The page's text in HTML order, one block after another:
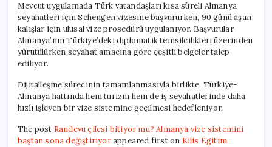
Mevcut uygulamada Türk vatandaşları kısa süreli Almanya
seyahatleri için Schengen vizesine başvururken, 90 günü aşan
kalışlar için ulusal vize prosedürü uygulanıyor. Başvurular
Almanya’nın Türkiye’deki diplomatik temsilcilikleri üzerinden
yürütülürken seyahat amacına göre çeşitli belgeler talep
ediliyor.
Dijitalleşme sürecinin tamamlanmasıyla birlikte, Türkiye-
Almanya hattında hem turizm hem de iş seyahatlerinde daha
hızlı işleyen bir vize sistemine geçilmesi hedefleniyor.
The post Randevu çilesi bitiyor mu? Almanya vize sistemini
baştan sona değiştiriyorappeared first on Kilis Egitim.